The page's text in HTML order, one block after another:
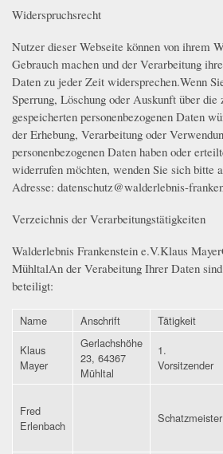
Widerspruchsrecht
Nutzer dieser Webseite können von ihrem
Gebrauch machen und der Verarbeitung
Daten zu jeder Zeit widersprechen.Wenn
Sperrung, Löschung oder Auskunft über die
gespeicherten personenbezogenen Daten
der Erhebung, Verarbeitung oder
personenbezogenen Daten haben oder
widerrufen möchten, wenden Sie sich bitte
Adresse: datenschutz@walderlebnis-
Verzeichnis der Verarbeitungstätigkeiten
Walderlebnis Frankenstein e.V.Klaus
MühltalAn der Verabeitung Ihrer Daten
beteiligt:
Name Anschrift Tätigkeit
Klaus
Mayer
Gerlachshöhe
23, 64367
Mühltal
1.
Vorsitzender
Fred
Erlenbach
Schatzmeister